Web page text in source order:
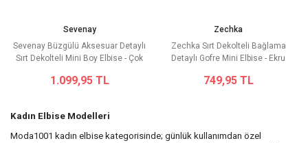
Sevenay
Sevenay Büzgülü Aksesuar Detaylı
Sırt Dekolteli Mini Boy Elbise - Çok
1.099,95 TL
Zechka
Zechka Sırt Dekolteli Bağlama
Detaylı Gofre Mini Elbise - Ekru
749,95 TL
Kadın Elbise Modelleri
Moda1001 kadın elbise kategorisinde; günlük kullanımdan özel